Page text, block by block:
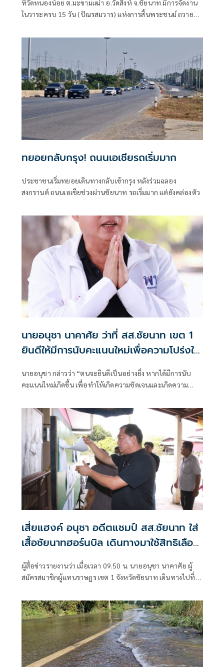
ที่วัดหนองน้อย ต.มะขามเฒ่า อ.วัดสิงห์ จ.ชัยนาท มีการจัดงาน
ในวาระครบ 15 วัน (ปัณรสมวาร) แห่งการสิ้นพระชนม์ ถวาย
นทิราเทพยวดี กรมหลวงราชสาริณีสิริพัชร มหาวัชรรราชธิดา
โดยมีการทำบุญ ถวายภัตตาหารเพลแด่พระภิกษุสงฆ์ จำนวน
40 รูป และมีการแจกทาน ข้าวสาร 200 ถุง ไข่พะโล้ 6,000 ฟอง
ให้กับประชาชนและชาวบ้านวัดหนองน้อย เพื่อลดภาระค่า
ครองชีพและถวายเป็นพระราชกุศล
ทยอยกลับกรุง! ถนนเอเชียรถเริ่มมาก
ประชาชนเริ่มทยอยเดินทางกลับเข้ากรุง หลังร่วมฉลอง
สงกรานต์ ถนนเอเชียช่วงผ่านชัยนาท รถเริ่มมาก แต่ยังคล่องตัว
นายอนุชา นาคาศัย ว่าที่ สส.ชัยนาท เขต 1
ยินดีให้มีการนับคะแนนใหม่เพื่อความโปร่งใส
นายอนุชา กล่าวว่า “ตนจะยินดีเป็นอย่างยิ่ง หากได้มีการนับ
คะแนนใหม่เกิดขึ้น เพื่อทำให้เกิดความชัดเจนและเกิดความ
เสี่ยแฮงค์ อนุชา อดีตแชมป์ สส.ชัยนาท ใส่
เสื้อชัยนาทฮอร์นบิล เดินทางมาใช้สิทธิเลือก
ตั้ง ชวนคนไทยออกมาใช้สิทธิเพื่ออนาคต
ประเทศ
ผู้สื่อข่าวรายงานว่า เมื่อเวลา 09.50 น. นายอนุชา นาคาศัย ผู้
สมัครสมาชิกผู้แทนราษฏร เขต 1 จังหวัดชัยนาท เดินทางไปที่
นางดำตก เทศบาลตำบลโพธิ์พิทักษ์ อ.สรรพยา จ.ชัยนาท เพื่อ
ใช้สิทธิลงคะแนนเสียงเลือกตั้ง สมาชิกสภาผู้แทนราษฏร และ
ประชามติ